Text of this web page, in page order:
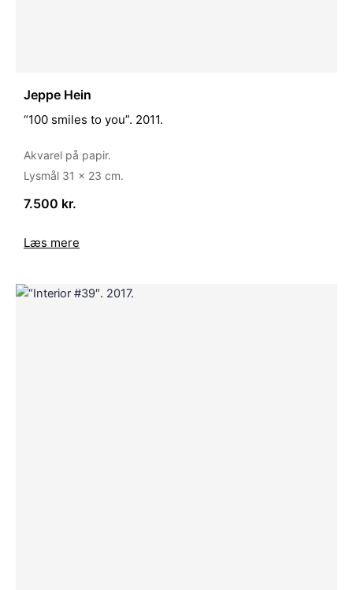
Jeppe Hein
“100 smiles to you”. 2011.
Akvarel på papir.
Lysmål 31 x 23 cm.
7.500 kr.
Læs mere